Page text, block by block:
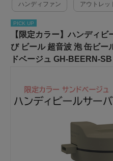
ハンディファン アウトレッ
PICK UP
【限定カラー】ハンディ
び ビール 超音波 泡 缶ビー
ドベージュ GH-BEERN-SB